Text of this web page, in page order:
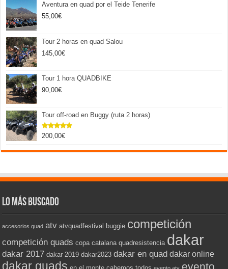
Aventura en quad por el Teide Tenerife
55,00€
Tour 2 horas en quad Salou
145,00€
Tour 1 hora QUADBIKE
90,00€
Tour off-road en Buggy (ruta 2 horas)
Valorado
de 5
200,00€
Lo más buscado
accesorios quad atv atvquadfestival buggie competición
competición quads copa catalana quadresistencia dakar
dakar 2017 dakar 2019 dakar2023 dakar en quad dakar online
dakar quads evento